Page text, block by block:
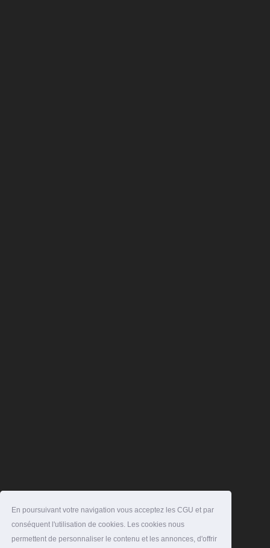
En poursuivant votre navigation vous acceptez les CGU et par
conséquent l'utilisation de cookies. Les cookies nous
permettent de personnaliser le contenu et les annonces, d'offrir